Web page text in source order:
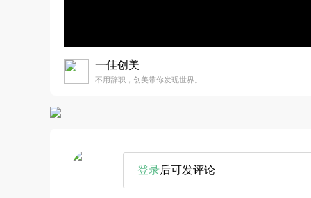
一佳创美
不用辞职，创美带你发现世界。
登录后可发评论